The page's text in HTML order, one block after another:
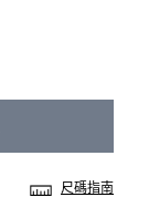
尺碼指南